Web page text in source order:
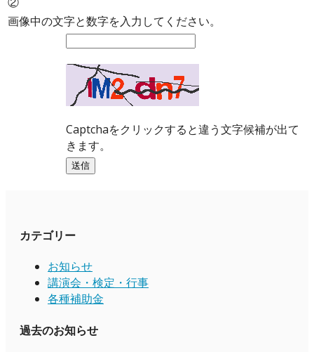
画像中の文字と数字を入力してください。
Captchaをクリックすると違う文字候補が出て
きます。
カテゴリー
お知らせ
講演会・検定・行事
各種補助金
過去のお知らせ